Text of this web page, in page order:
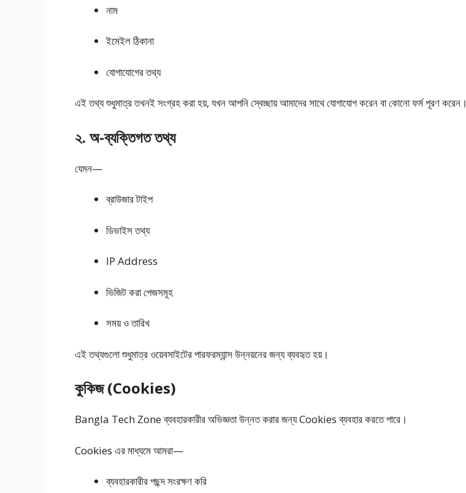
নাম
ইমেইল ঠিকানা
যোগাযোগের তথ্য
এই তথ্য শুধুমাত্র তখনই সংগ্রহ করা হয়, যখন আপনি স্বেচ্ছায় আমাদের সাথে যোগাযোগ করেন বা কোনো ফর্ম পূরণ করেন।
২. অ-ব্যক্তিগত তথ্য
যেমন—
ব্রাউজার টাইপ
ডিভাইস তথ্য
IP Address
ভিজিট করা পেজসমূহ
সময় ও তারিখ
এই তথ্যগুলো শুধুমাত্র ওয়েবসাইটের পারফরম্যান্স উন্নয়নের জন্য ব্যবহৃত হয়।
কুকিজ (Cookies)
Bangla Tech Zone ব্যবহারকারীর অভিজ্ঞতা উন্নত করার জন্য Cookies ব্যবহার করতে পারে।
Cookies এর মাধ্যমে আমরা—
ব্যবহারকারীর পছন্দ সংরক্ষণ করি